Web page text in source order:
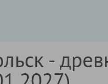
-